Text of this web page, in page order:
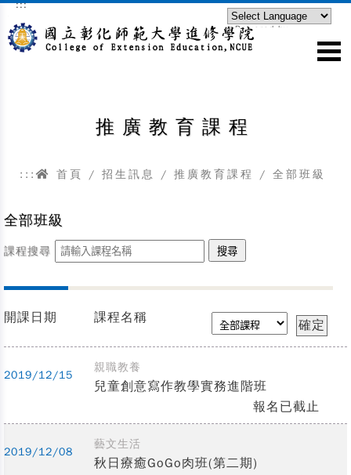
跳到主要內容區塊
:::
Powered by
推廣教育課程
::: 首頁 / 招生訊息 / 推廣教育課程 / 全部班級
全部班級
課程搜尋
開課日期 課程名稱
2019/12/15
親職教養
兒童創意寫作教學實務進階班
報名已截止
2019/12/08
藝文生活
秋日療癒GoGo肉班(第二期)